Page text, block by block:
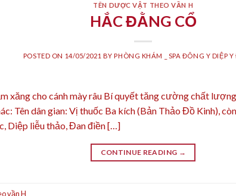
TÊN DƯỢC VẬT THEO VẦN H
HẮC ĐẰNG CỔ
POSTED ON 14/05/2021 BYPHÒNG KHÁM _ SPA ĐÔNG Y DIỆP
xăng cho cánh mày râu Bí quyết tăng cường chất
Tên dân gian: Vị thuốc Ba kích (Bản Thảo Đồ Kinh),
Diệp liễu thảo, Đan điền […]
CONTINUE READING →
vần H